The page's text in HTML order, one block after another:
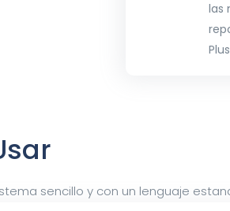
las
sencillo y con un lenguaje